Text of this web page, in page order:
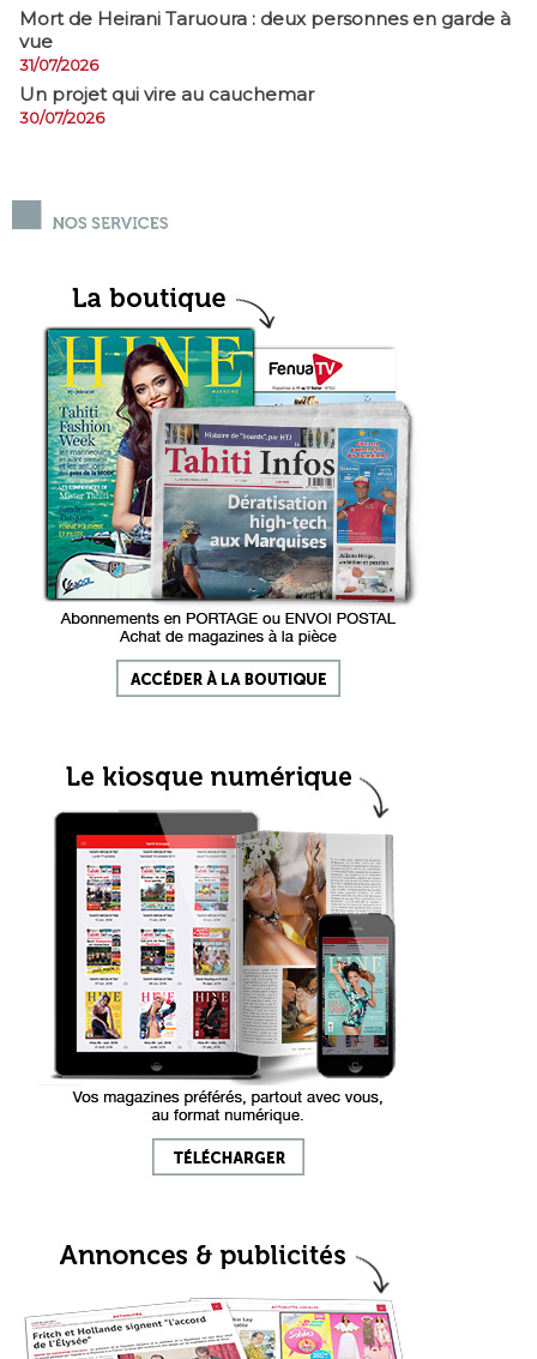
Mort de Heirani Taruoura : deux personnes en garde à
vue
31/07/2026
Un projet qui vire au cauchemar
30/07/2026